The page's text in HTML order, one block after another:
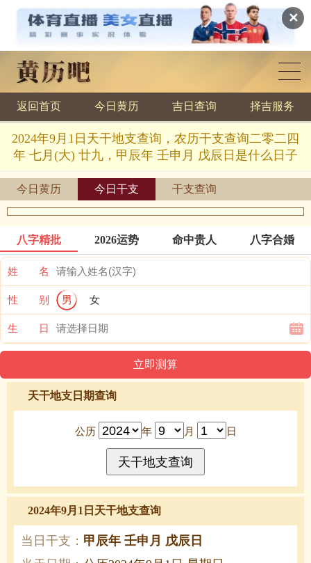
✕
黄历查询
返回首页 今日黄历 吉日查询 择吉服务
2024年9月1日天干地支查询，农历干支查询二零二四
年 七月(大) 廿九，甲辰年 壬申月 戊辰日是什么日子
今日黄历 今日干支 干支查询
八字精批 2026运势 命中贵人 八字合婚
姓 名
性 别 男 女
生 日
天干地支日期查询
公历 年 月 日
2024年9月1日天干地支查询
当日干支： 甲辰年 壬申月 戊辰日